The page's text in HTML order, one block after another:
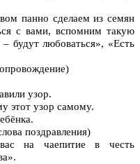
панно сделаем из семян
с вами, вспомним такую
будут любоваться», «Есть
узор.
этот узор самому.
поздравления)
на чаепитие в честь